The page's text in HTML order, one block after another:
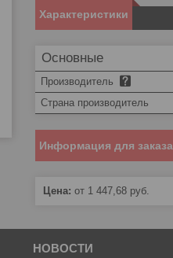
Характеристики
Основные
Производитель
Страна производитель
Информация для заказа
Цена: от 1 447,68 руб.
НОВОСТИ